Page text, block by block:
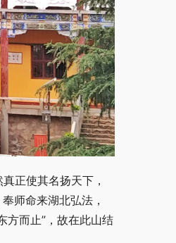
正使其名扬天下，
师命来湖北弘法，
方而止”，故在此山结